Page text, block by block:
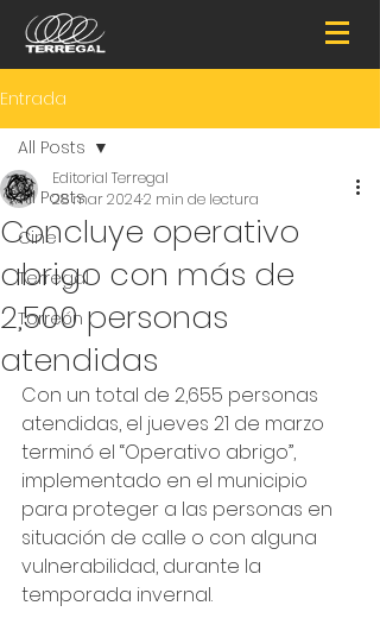
Entrada
All Posts
Cine
Terregal
Torreón
All Posts
Concluye operativo
abrigo con más de
2,500 personas
atendidas
Editorial Terregal
28 mar 20242 min de lectura
Con un total de 2,655 personas
atendidas, el jueves 21 de marzo
terminó el “Operativo abrigo”,
implementado en el municipio
para proteger a las personas en
situación de calle o con alguna
vulnerabilidad, durante la
temporada invernal.